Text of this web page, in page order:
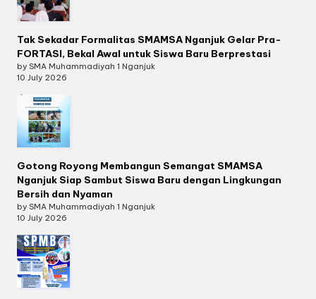
Tak Sekadar Formalitas SMAMSA Nganjuk Gelar Pra-
FORTASI, Bekal Awal untuk Siswa Baru Berprestasi
by SMA Muhammadiyah 1 Nganjuk
10 July 2026
Gotong Royong Membangun Semangat SMAMSA
Nganjuk Siap Sambut Siswa Baru dengan Lingkungan
Bersih dan Nyaman
by SMA Muhammadiyah 1 Nganjuk
10 July 2026